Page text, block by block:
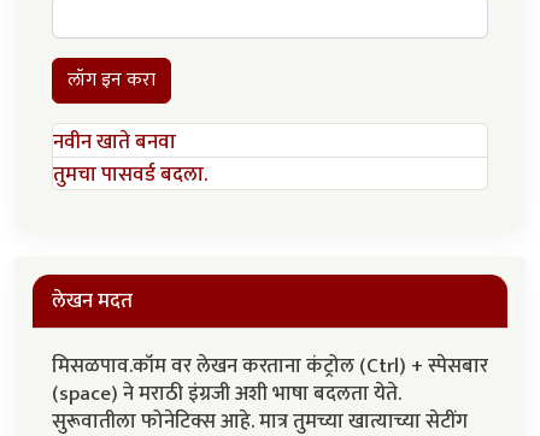
लॉग इन करा
नवीन खाते बनवा
तुमचा पासवर्ड बदला.
लेखन मदत
मिसळपाव.कॉम वर लेखन करताना कंट्रोल (Ctrl) + स्पेसबार
(space) ने मराठी इंग्रजी अशी भाषा बदलता येते.
सुरूवातीला फोनेटिक्स आहे. मात्र तुमच्या खात्याच्या सेटींग